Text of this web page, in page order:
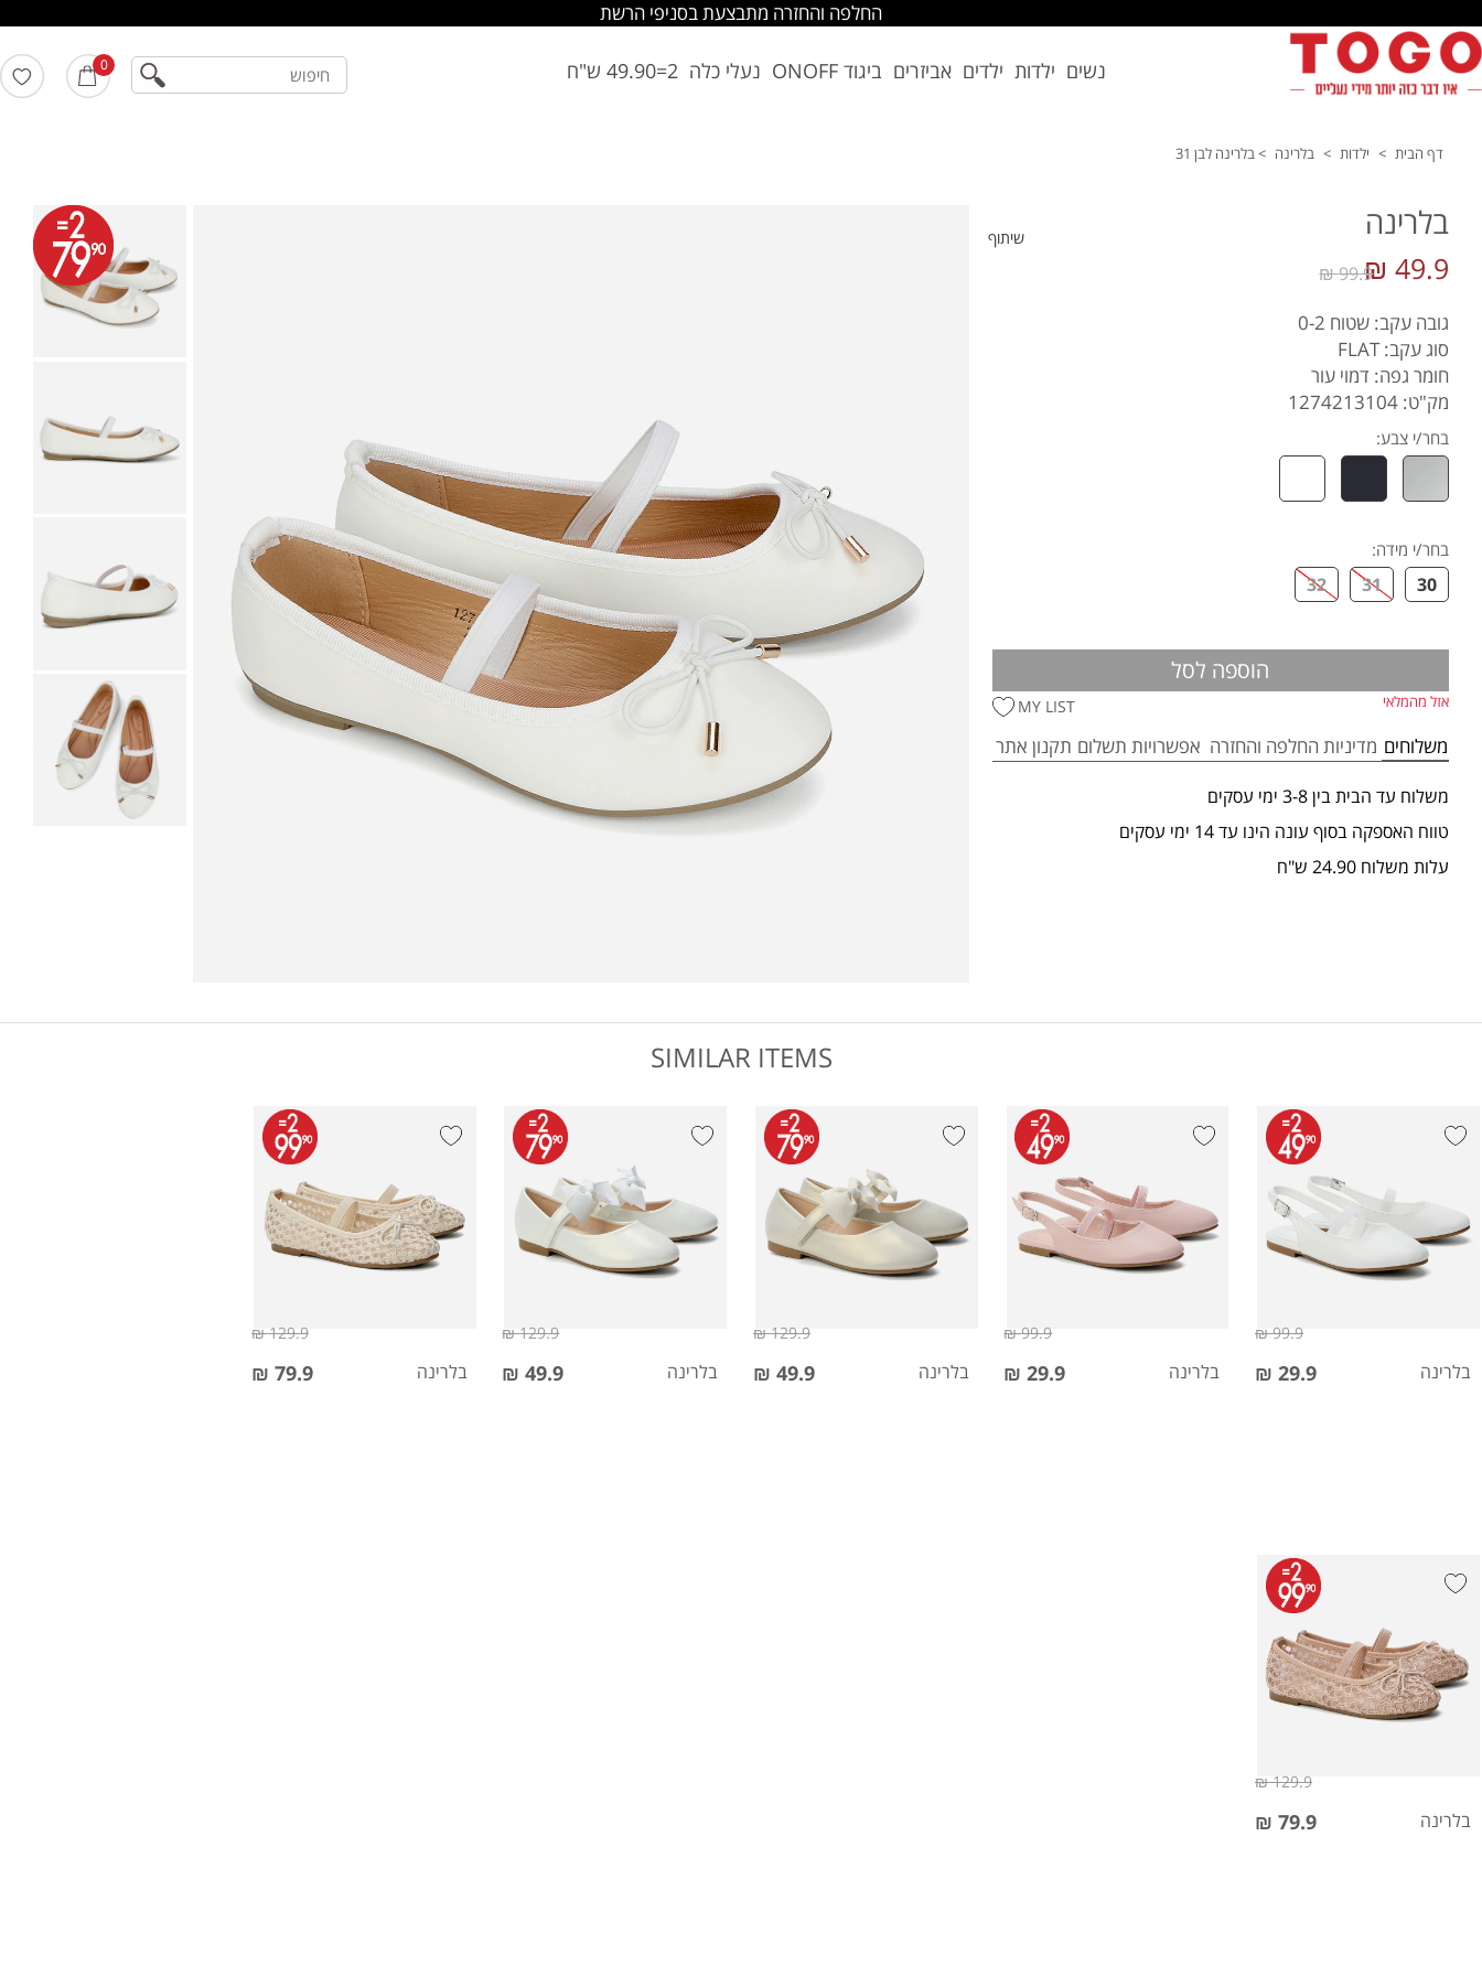
החלפה והחזרה מתבצעת בסניפי הרשת
נשים ילדות ילדים אביזרים ביגוד ONOFF נעלי כלה 2=49.90 ש"ח 0 חיפוש
דף הבית > ילדות > בלרינה >בלרינה לבן 31
שיתוף בלרינה
49.9 ₪
99.9 ₪
גובה עקב: שטוח 0-2
סוג עקב: FLAT
חומר גפה: דמוי עור
מק"ט: 1274213104
בחר/י צבע:
בחר/י מידה:
30
31
32
הוספה לסל
MY LIST אזל מהמלאי
משלוחים מדיניות החלפה והחזרה אפשרויות תשלום תקנון אתר
משלוח עד הבית בין 3-8 ימי עסקים
טווח האספקה בסוף עונה הינו עד 14 ימי עסקים
עלות משלוח 24.90 ש"ח
SIMILAR ITEMS
בלרינה 29.9 ₪
99.9 ₪
בלרינה 29.9 ₪
99.9 ₪
בלרינה 49.9 ₪
129.9 ₪
בלרינה 49.9 ₪
129.9 ₪
בלרינה 79.9 ₪
129.9 ₪
בלרינה 79.9 ₪
129.9 ₪